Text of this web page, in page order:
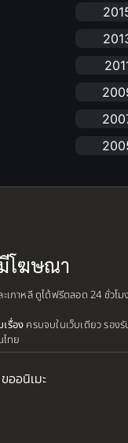
anime
Bitch
โฆษณา
กาหลี ดูได้ฟรีตลอด 24 ชั่วโ
รื่องครบจบในเว็บเดียว รอ
ทย
ขออนิเมะ